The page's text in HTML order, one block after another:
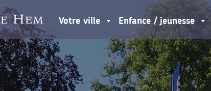
Votre ville Enfance / jeunesse